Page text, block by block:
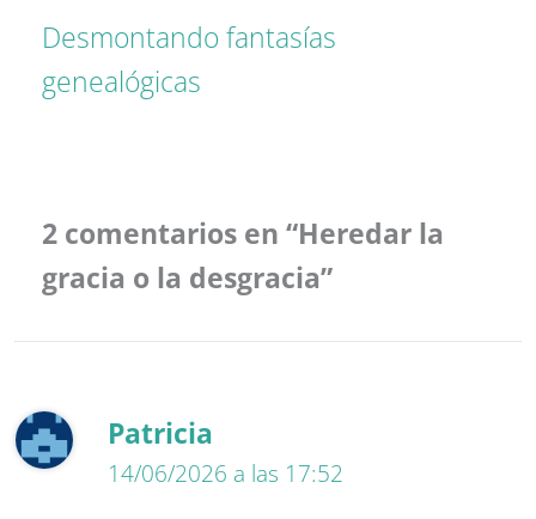
Desmontando fantasías
genealógicas
2 comentarios en “Heredar la
gracia o la desgracia”
Patricia
14/06/2026 a las 17:52